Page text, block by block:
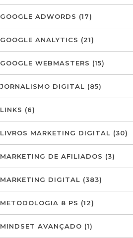
GOOGLE ADWORDS (17)
GOOGLE ANALYTICS (21)
GOOGLE WEBMASTERS (15)
JORNALISMO DIGITAL (85)
LINKS (6)
LIVROS MARKETING DIGITAL (30)
MARKETING DE AFILIADOS (3)
MARKETING DIGITAL (383)
METODOLOGIA 8 PS (12)
MINDSET AVANÇADO (1)